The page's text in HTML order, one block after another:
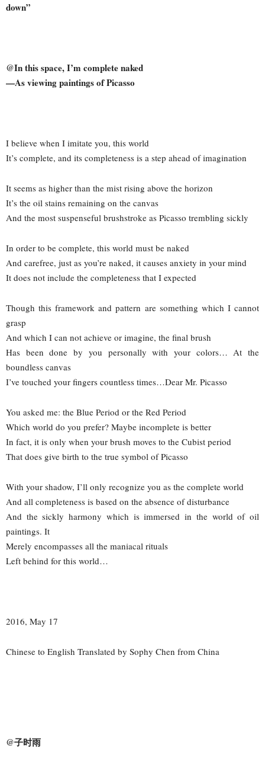
down”
@In this space, I’m complete naked
—As viewing paintings of Picasso
I believe when I imitate you, this world
It’s complete, and its completeness is a step ahead of imagination
It seems as higher than the mist rising above the horizon
It’s the oil stains remaining on the canvas
And the most suspenseful brushstroke as Picasso trembling sickly
In order to be complete, this world must be naked
And carefree, just as you’re naked, it causes anxiety in your mind
It does not include the completeness that I expected
Though this framework and pattern are something which I cannot
grasp
And which I can not achieve or imagine, the final brush
Has been done by you personally with your colors… At the
boundless canvas
I’ve touched your fingers countless times…Dear Mr. Picasso
You asked me: the Blue Period or the Red Period
Which world do you prefer? Maybe incomplete is better
In fact, it is only when your brush moves to the Cubist period
That does give birth to the true symbol of Picasso
With your shadow, I’ll only recognize you as the complete world
And all completeness is based on the absence of disturbance
And the sickly harmony which is immersed in the world of oil
paintings. It
Merely encompasses all the maniacal rituals
Left behind for this world…
2016, May 17
Chinese to English Translated by Sophy Chen from China
@子时雨